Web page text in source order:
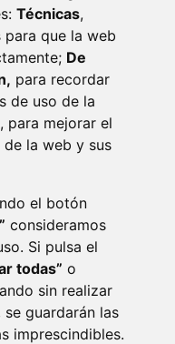
Técnicas,
que la web
De
para recordar
de uso de la
, para mejorar el
la web y sus
el botón
consideramos
Si pulsa el
todas” o
sin realizar
guardarán las
imprescindibles.
- ARAGÓN (ESPAÑA)
·
DATOS
ENLACE EXTERNO AL